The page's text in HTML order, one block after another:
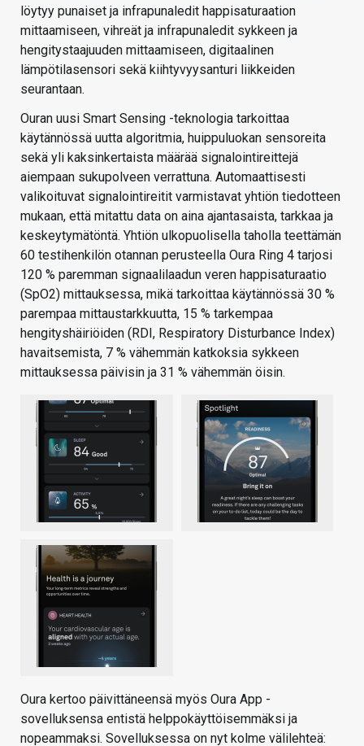
löytyy punaiset ja infrapunaledit happisaturaation
mittaamiseen, vihreät ja infrapunaledit sykkeen ja
hengitystaajuuden mittaamiseen, digitaalinen
lämpötilasensori sekä kiihtyvyysanturi liikkeiden
seurantaan.
Ouran uusi Smart Sensing -teknologia tarkoittaa
käytännössä uutta algoritmia, huippuluokan sensoreita
sekä yli kaksinkertaista määrää signalointireittejä
aiempaan sukupolveen verrattuna. Automaattisesti
valikoituvat signalointireitit varmistavat yhtiön tiedotteen
mukaan, että mitattu data on aina ajantasaista, tarkkaa ja
keskeytymätöntä. Yhtiön ulkopuolisella taholla teettämän
60 testihenkilön otannan perusteella Oura Ring 4 tarjosi
120 % paremman signaalilaadun veren happisaturaatio
(SpO2) mittauksessa, mikä tarkoittaa käytännössä 30 %
parempaa mittaustarkkuutta, 15 % tarkempaa
hengityshäiriöiden (RDI, Respiratory Disturbance Index)
havaitsemista, 7 % vähemmän katkoksia sykkeen
mittauksessa päivisin ja 31 % vähemmän öisin.
Oura kertoo päivittäneensä myös Oura App -
sovelluksensa entistä helppokäyttöisemmäksi ja
nopeammaksi. Sovelluksessa on nyt kolme välilehteä: